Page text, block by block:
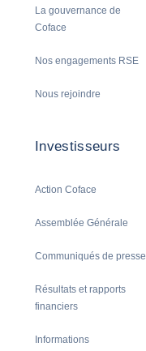
La gouvernance de
Coface
Nos engagements RSE
Nous rejoindre
Investisseurs
Action Coface
Assemblée Générale
Communiqués de presse
Résultats et rapports
financiers
Informations